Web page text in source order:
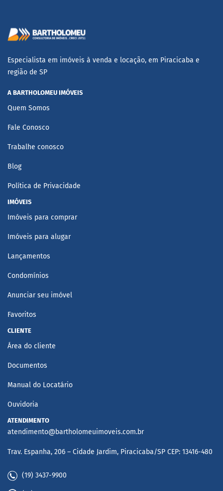
Especialista em imóveis à venda e locação, em Piracicaba e
região de SP
A BARTHOLOMEU IMÓVEIS
Quem Somos
Fale Conosco
Trabalhe conosco
Blog
Política de Privacidade
IMÓVEIS
Imóveis para comprar
Imóveis para alugar
Lançamentos
Condomínios
Anunciar seu imóvel
Favoritos
CLIENTE
Área do cliente
Documentos
Manual do Locatário
Ouvidoria
ATENDIMENTO
atendimento@bartholomeuimoveis.com.br
Trav. Espanha, 206 – Cidade Jardim, Piracicaba/SP CEP: 13416-480
(19) 3437-9900